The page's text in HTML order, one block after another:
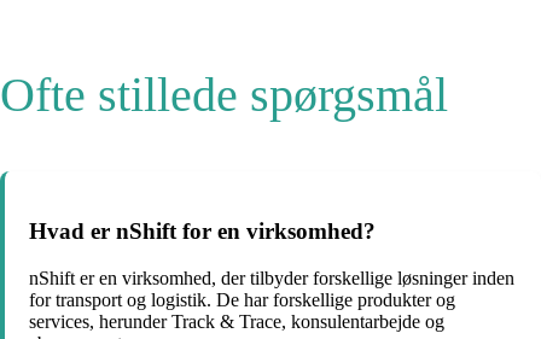
Ofte stillede spørgsmål
Hvad er nShift for en virksomhed?
nShift er en virksomhed, der tilbyder forskellige løsninger inden
for transport og logistik. De har forskellige produkter og
services, herunder Track & Trace, konsulentarbejde og